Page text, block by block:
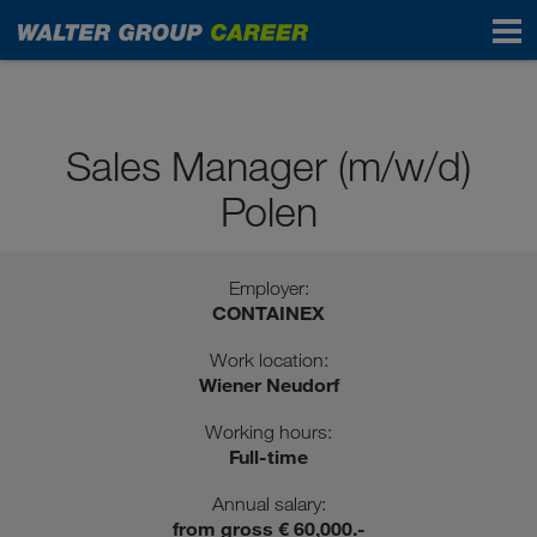
Professionals
Sales Manager (m/w/d)
Polen
Employer:
CONTAINEX
Work location:
Wiener Neudorf
Working hours:
Full-time
Annual salary:
from gross € 60,000.-